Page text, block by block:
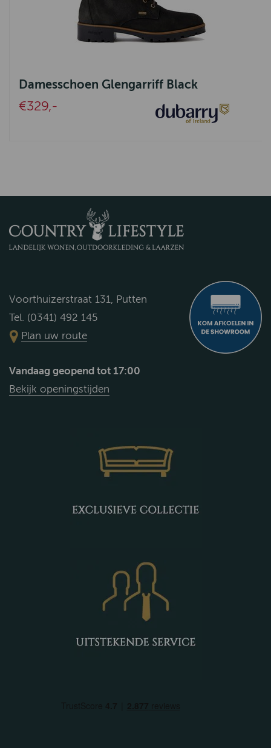
Damesschoen Glengarriff Black
€329,-
Voorthuizerstraat 131, Putten
Tel. (0341) 492 145
Plan uw route
Vandaag geopend tot 17:00
Bekijk openingstijden